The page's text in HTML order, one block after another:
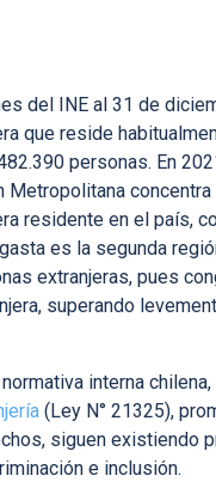
del INE al 31 de
que reside
personas. En
Metropolitana
residente en el país,
es la segunda
extranjeras, pues
superando
interna chilena,
(Ley N° 21325),
siguen existiendo
e inclusión.